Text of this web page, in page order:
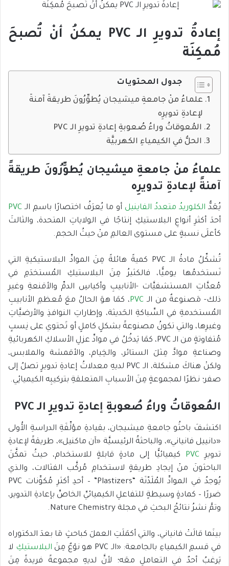
إعادةُ تدويرِ الـ PVC يمكنُ أنْ تُصبحَ
مُمكِنَة
جدول المحتويات
علماءُ منْ جامعةِ ميشيجان يُطوِّرُونَ طريقةً آمنةً
لإعادةِ تدويرِه
المُعوقاتُ وراءُ صُعوبةِ إعادةِ تدويرِ الـ PVC
الحلُّ في الكيمياءِ الكهربيَّة
علماءُ منْ جامعةِ ميشيجان يُطوِّرُونَ طريقةً
آمنةً لإعادةِ تدويرِه
يُعَدُّ الكلوريدُ متعددُ الفاينيل أو ما يُعرَفُ اختصارًا باسمِ الـ PVC
أحدَ أكثرِ أنواعِ البلاستيكِ إنتاجًا في الولاياتِ المتحدة، والثالثَ
كأعلَى نسبةٍ على مستوى العالمِ منْ حيثُ الحجم.
تُشكِّلُ مادةُ الـ PVC كميةً هائلةً مِنَ الموادِّ البلاستيكيةِ التي
نَستخدمُها يوميًّا، فالكثيرُ مِنَ البلاستيكِ المُستخدَمِ في
مُعدَّاتِ المستشفيَّات -الأنابيبِ وأكياسِ الدمِّ والأقنعةِ وغيرِ
ذلك- مَصنوعةٌ من الـ PVC، كمَا هوَ الحالُ معَ مُعظمِ الأنابيبِ
المُستخدمةِ في السِّباكةِ الحَديثة، وإطاراتِ النوافذِ والأرضيَّاتِ
وغيرِها، والتي تكونُ مصنوعةً بشكلٍ كاملٍ أو تَحتوي على نِسبٍ
مُتفاوتةٍ من الـ PVC، كمَا يَدخُلُ في موادِّ عزلِ الأسلاكِ الكهربائيةِ
وصناعةِ موادَّ مِثلَ الستائر، والخِيام، والأقمشة والملابس،
ولكنْ هناكَ مشكلة، الـ PVC لديهِ معدلاتُ إعادةِ تدويرٍ تصلُ إلى
صفر؛ نظرًا لمجموعةٍ مِنَ الأسبابِ المتعلقةِ بتركيبِه الكيميائِي.
المُعوقاتُ وراءُ صُعوبةِ إعادةِ تدويرِ الـ PVC
اكتشفَ باحثُو جامعةِ ميشيجان، بقيادةِ مؤلِّفَةِ الدراسةِ الأُولى
«دانييل فانياني»، والباحثةُ الرئيسيَّة «آن ماكنيل»، طريقةً لإعادةِ
تدويرِ PVC كيميائيًّا إلى مادةٍ قابلةٍ للاستخدام، حيثُ تمكَّنَ
الباحثونَ منْ إيجادِ طريقةٍ لاستخدامِ مُركَّب الفثالات، والذي
يُوجدُ في الموادِّ المُلَدّنَة “Plastizers” – أحدِ أكثرِ مُكوِّنات PVC
ضررًا – كمادةٍ وسيطةٍ للتفاعلِ الكيميائيِّ الخاصِّ بإعادةِ التدوير،
وتمَّ نشرُ نتائجُ البحثِ في مجلة Nature Chemistry.
بينَما قالَتْ فانياني، والتي أكمَلَتِ العملَ كباحثٍ مَا بعدَ الدكتوراه
في قسمِ الكيمياءِ بالجامعة: «الـ PVC هو نوْعٌ مِنَ
البلاستيكِ لا
يَرغبُ أحدٌ في التعاملِ معَه؛ لأنَّ لديهِ مجموعةً فريدةً مِنَ